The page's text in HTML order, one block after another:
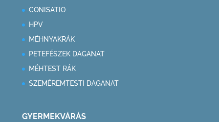
CONISATIO
HPV
MÉHNYAKRÁK
PETEFÉSZEK DAGANAT
MÉHTEST RÁK
SZEMÉREMTESTI DAGANAT
GYERMEKVÁRÁS